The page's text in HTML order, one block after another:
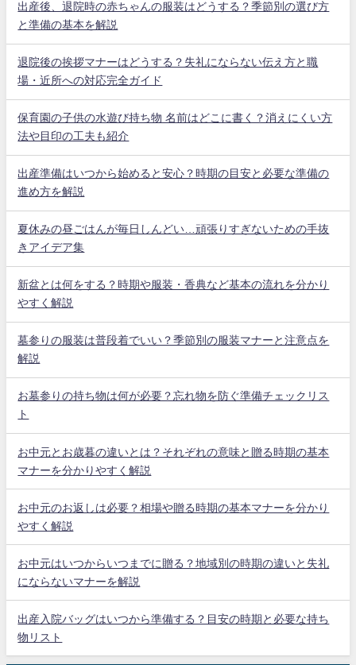
出産後、退院時の赤ちゃんの服装はどうする？季節別の選び方
と準備の基本を解説
退院後の挨拶マナーはどうする？失礼にならない伝え方と職
場・近所への対応完全ガイド
保育園の子供の水遊び持ち物 名前はどこに書く？消えにくい方
法や目印の工夫も紹介
出産準備はいつから始めると安心？時期の目安と必要な準備の
進め方を解説
夏休みの昼ごはんが毎日しんどい…頑張りすぎないための手抜
きアイデア集
新盆とは何をする？時期や服装・香典など基本の流れを分かり
やすく解説
墓参りの服装は普段着でいい？季節別の服装マナーと注意点を
解説
お墓参りの持ち物は何が必要？忘れ物を防ぐ準備チェックリス
ト
お中元とお歳暮の違いとは？それぞれの意味と贈る時期の基本
マナーを分かりやすく解説
お中元のお返しは必要？相場や贈る時期の基本マナーを分かり
やすく解説
お中元はいつからいつまでに贈る？地域別の時期の違いと失礼
にならないマナーを解説
出産入院バッグはいつから準備する？目安の時期と必要な持ち
物リスト